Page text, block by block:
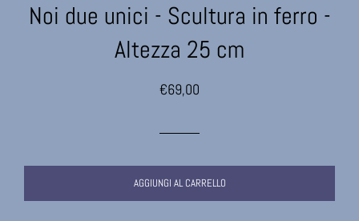
Noi due unici - Scultura in ferro -
Altezza 25 cm
Prezzo
Prezzo
€69,00
AGGIUNGI AL CARRELLO